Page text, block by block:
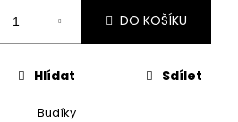
DO KOŠÍKU
Budíky
Hlídat Sdílet
HLEDAT